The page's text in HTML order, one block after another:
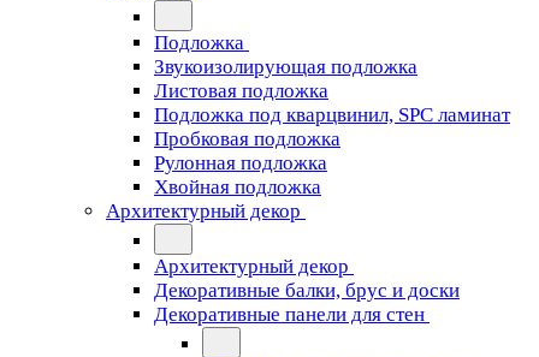
Подложка
Звукоизолирующая подложка
Листовая подложка
Подложка под кварцвинил, SPC ламинат
Пробковая подложка
Рулонная подложка
Хвойная подложка
Архитектурный декор
Архитектурный декор
Декоративные балки, брус и доски
Декоративные панели для стен